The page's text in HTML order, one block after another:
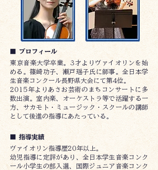
■ プロフィール
東京音楽大学卒業。3才よりヴァイオリンを始
める。篠崎功子、瀬戸瑶子氏に師事。全日本学
生音楽コンクール長野県大会にて第4位。
2015年よりあさお芸術のまちコンサートに多
数出演。室内楽、オーケストラ等で活躍する一
方、サカモト・ミュージック・スクールの講師
として後進の指導にあたっている。
■ 指導実績
ヴァイオリン指導歴20年以上。
幼児指導に定評があり、全日本学生音楽コンク
ール小学生の部入選、国際ジュニア音楽コンク